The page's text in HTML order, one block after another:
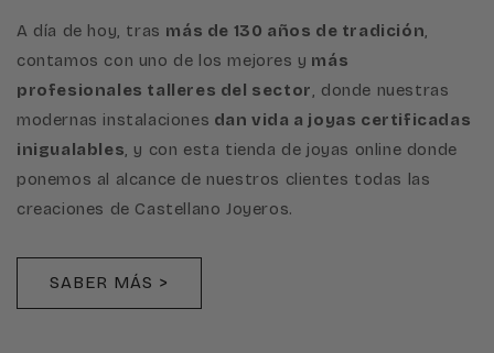
A día de hoy, tras más de 130 años de tradición,
contamos con uno de los mejores y más
profesionales talleres del sector, donde nuestras
modernas instalaciones dan vida a joyas certificadas
inigualables, y con esta tienda de joyas online donde
ponemos al alcance de nuestros clientes todas las
creaciones de Castellano Joyeros.
SABER MÁS >